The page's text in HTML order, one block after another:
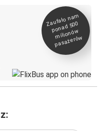
Zaufało na
m
ponad 500
milionó
w
pasażeró
w